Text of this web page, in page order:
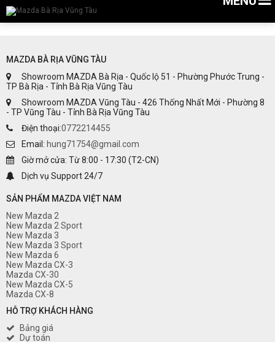
MAZDA BÀ RỊA VŨNG TÀU
Showroom MAZDA Bà Rịa - Quốc lộ 51 - Phường Phước Trung -
TP Bà Rịa - Tỉnh Bà Rịa Vũng Tàu
Showroom MAZDA Vũng Tàu - 426 Thống Nhất Mới - Phường 8
- TP Vũng Tàu - Tỉnh Bà Rịa Vũng Tàu
Điện thoại:0772214455
Email: hung71754@gmail.com
Giờ mở cửa: Từ 8:00 - 17:30 (T2-CN)
Dịch vụ Support 24/7
SẢN PHẨM MAZDA VIỆT NAM
New Mazda 2
New Mazda 2 Sport
New Mazda 3
New Mazda 3 Sport
New Mazda 6
New Mazda CX-3
Mazda CX-30
New Mazda CX-5
Mazda CX-8
HỖ TRỢ KHÁCH HÀNG
Bảng giá
Dự toán